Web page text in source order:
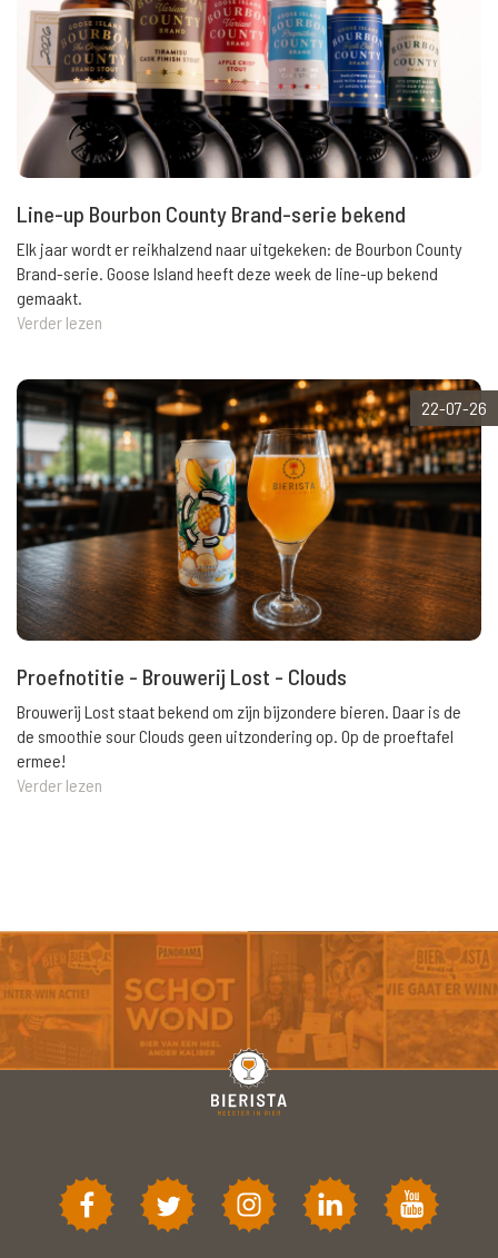
Line-up Bourbon County Brand-serie bekend
Elk jaar wordt er reikhalzend naar uitgekeken: de Bourbon County
Brand-serie. Goose Island heeft deze week de line-up bekend
gemaakt.
Verder lezen
22-07-26
Proefnotitie - Brouwerij Lost - Clouds
Brouwerij Lost staat bekend om zijn bijzondere bieren. Daar is de
de smoothie sour Clouds geen uitzondering op. Op de proeftafel
ermee!
Verder lezen